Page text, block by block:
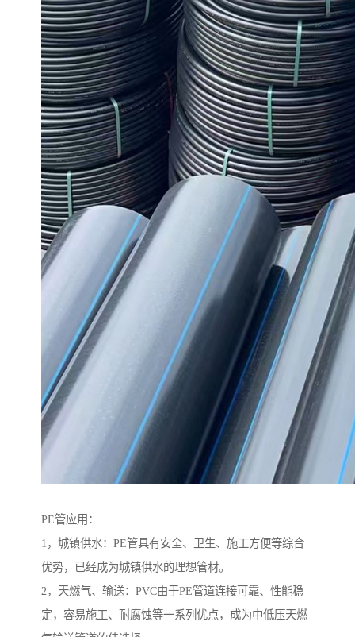
PE管应用：
1，城镇供水：PE管具有安全、卫生、施工方便等综合
优势，已经成为城镇供水的理想管材。
2，天燃气、输送：PVC由于PE管道连接可靠、性能稳
定，容易施工、耐腐蚀等一系列优点，成为中低压天燃